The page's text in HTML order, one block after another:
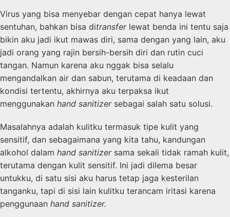
Virus yang bisa menyebar dengan cepat hanya lewat
sentuhan, bahkan bisa ditransfer lewat benda ini tentu saja
bikin aku jadi ikut mawas diri, sama dengan yang lain, aku
jadi orang yang rajin bersih-bersih diri dan rutin cuci
tangan. Namun karena aku nggak bisa selalu
mengandalkan air dan sabun, terutama di keadaan dan
kondisi tertentu, akhirnya aku terpaksa ikut
menggunakan hand sanitizer sebagai salah satu solusi.
Masalahnya adalah kulitku termasuk tipe kulit yang
sensitif, dan sebagaimana yang kita tahu, kandungan
alkohol dalam hand sanitizersama sekali tidak ramah kulit,
terutama dengan kulit sensitif. Ini jadi dilema besar
untukku, di satu sisi aku harus tetap jaga kesterilan
tanganku, tapi di sisi lain kulitku terancam iritasi karena
penggunaan hand sanitizer.